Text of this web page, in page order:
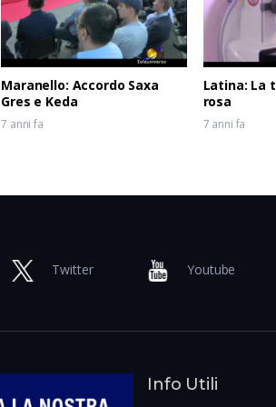
Maranello: Accordo Saxa
Gres e Keda
7 anni fa
Latina: La
rosa
7 anni fa
Twitter Youtube
Info Utili